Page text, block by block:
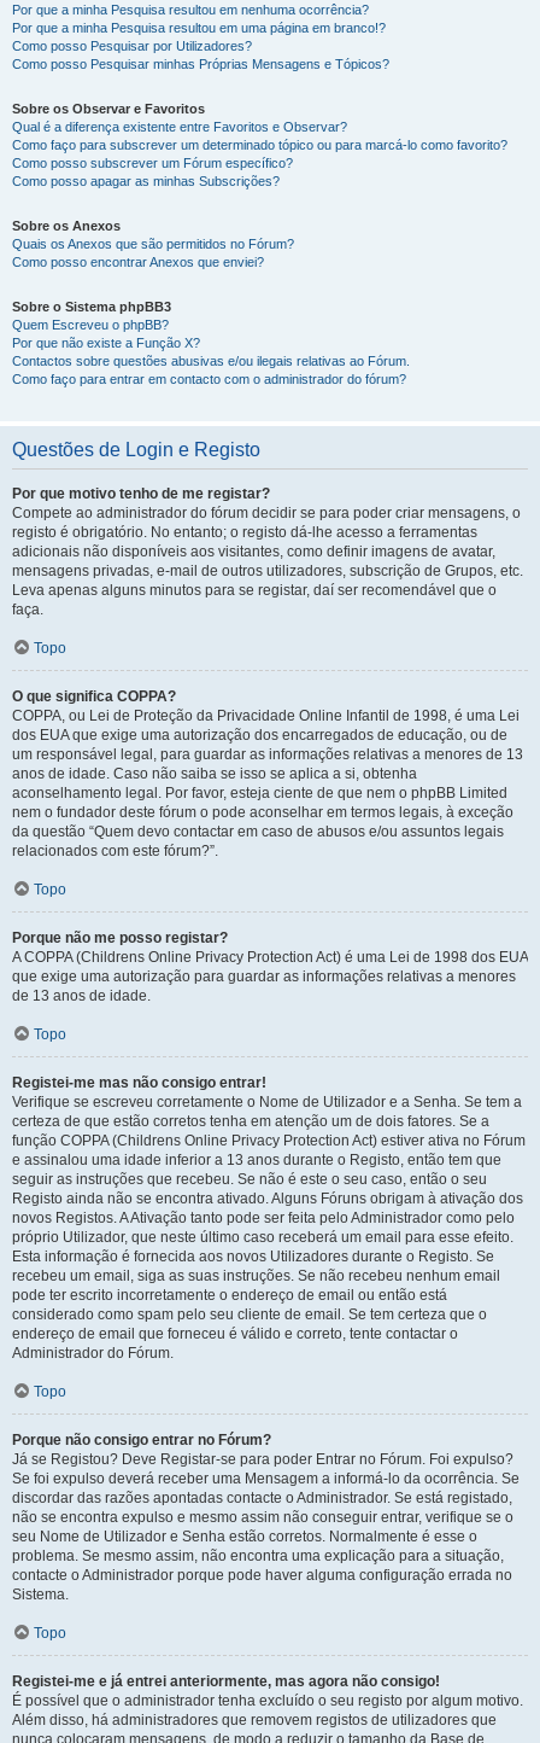
Por que a minha Pesquisa resultou em nenhuma ocorrência?
Por que a minha Pesquisa resultou em uma página em branco!?
Como posso Pesquisar por Utilizadores?
Como posso Pesquisar minhas Próprias Mensagens e Tópicos?
Sobre os Observar e Favoritos
Qual é a diferença existente entre Favoritos e Observar?
Como faço para subscrever um determinado tópico ou para marcá-lo como favorito?
Como posso subscrever um Fórum específico?
Como posso apagar as minhas Subscrições?
Sobre os Anexos
Quais os Anexos que são permitidos no Fórum?
Como posso encontrar Anexos que enviei?
Sobre o Sistema phpBB3
Quem Escreveu o phpBB?
Por que não existe a Função X?
Contactos sobre questões abusivas e/ou ilegais relativas ao Fórum.
Como faço para entrar em contacto com o administrador do fórum?
Questões de Login e Registo
Por que motivo tenho de me registar?
Compete ao administrador do fórum decidir se para poder criar mensagens, o
registo é obrigatório. No entanto; o registo dá-lhe acesso a ferramentas
adicionais não disponíveis aos visitantes, como definir imagens de avatar,
mensagens privadas, e-mail de outros utilizadores, subscrição de Grupos, etc.
Leva apenas alguns minutos para se registar, daí ser recomendável que o
faça.
Topo
O que significa COPPA?
COPPA, ou Lei de Proteção da Privacidade Online Infantil de 1998, é uma Lei
dos EUA que exige uma autorização dos encarregados de educação, ou de
um responsável legal, para guardar as informações relativas a menores de 13
anos de idade. Caso não saiba se isso se aplica a si, obtenha
aconselhamento legal. Por favor, esteja ciente de que nem o phpBB Limited
nem o fundador deste fórum o pode aconselhar em termos legais, à exceção
da questão “Quem devo contactar em caso de abusos e/ou assuntos legais
relacionados com este fórum?”.
Topo
Porque não me posso registar?
A COPPA (Childrens Online Privacy Protection Act) é uma Lei de 1998 dos EUA
que exige uma autorização para guardar as informações relativas a menores
de 13 anos de idade.
Topo
Registei-me mas não consigo entrar!
Verifique se escreveu corretamente o Nome de Utilizador e a Senha. Se tem a
certeza de que estão corretos tenha em atenção um de dois fatores. Se a
função COPPA (Childrens Online Privacy Protection Act) estiver ativa no Fórum
e assinalou uma idade inferior a 13 anos durante o Registo, então tem que
seguir as instruções que recebeu. Se não é este o seu caso, então o seu
Registo ainda não se encontra ativado. Alguns Fóruns obrigam à ativação dos
novos Registos. A Ativação tanto pode ser feita pelo Administrador como pelo
próprio Utilizador, que neste último caso receberá um email para esse efeito.
Esta informação é fornecida aos novos Utilizadores durante o Registo. Se
recebeu um email, siga as suas instruções. Se não recebeu nenhum email
pode ter escrito incorretamente o endereço de email ou então está
considerado como spam pelo seu cliente de email. Se tem certeza que o
endereço de email que forneceu é válido e correto, tente contactar o
Administrador do Fórum.
Topo
Porque não consigo entrar no Fórum?
Já se Registou? Deve Registar-se para poder Entrar no Fórum. Foi expulso?
Se foi expulso deverá receber uma Mensagem a informá-lo da ocorrência. Se
discordar das razões apontadas contacte o Administrador. Se está registado,
não se encontra expulso e mesmo assim não conseguir entrar, verifique se o
seu Nome de Utilizador e Senha estão corretos. Normalmente é esse o
problema. Se mesmo assim, não encontra uma explicação para a situação,
contacte o Administrador porque pode haver alguma configuração errada no
Sistema.
Topo
Registei-me e já entrei anteriormente, mas agora não consigo!
É possível que o administrador tenha excluído o seu registo por algum motivo.
Além disso, há administradores que removem registos de utilizadores que
nunca colocaram mensagens, de modo a reduzir o tamanho da Base de